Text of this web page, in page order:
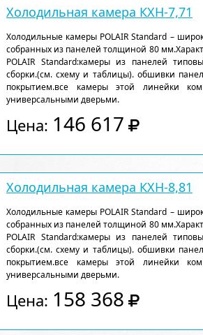
Холодильная камера КХН-7,71
Холодильные камеры POLAIR Standard –
собранных из панелей толщиной 80
POLAIR Standard:камеры из панелей
сборки.(см. схему и таблицы). обшивки
покрытием.все камеры этой линейки
универсальными дверьми.
Цена: 146 617
Холодильная камера КХН-8,81
Холодильные камеры POLAIR Standard –
собранных из панелей толщиной 80
POLAIR Standard:камеры из панелей
сборки.(см. схему и таблицы). обшивки
покрытием.все камеры этой линейки
универсальными дверьми.
Цена: 158 368